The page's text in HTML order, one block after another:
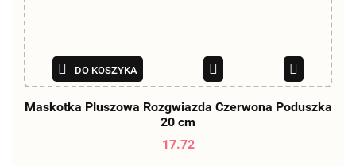
DO KOSZYKA
Maskotka Pluszowa Rozgwiazda Czerwona Poduszka
20 cm
17.72